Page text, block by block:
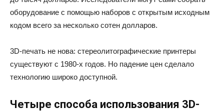
оборудование с помощью наборов с открытым исходным
кодом всего за несколько сотен долларов.
3D-печать не нова: стереолитографические принтеры
существуют с 1980-х годов. Но падение цен сделало
технологию широко доступной.
Четыре способа использования 3D-